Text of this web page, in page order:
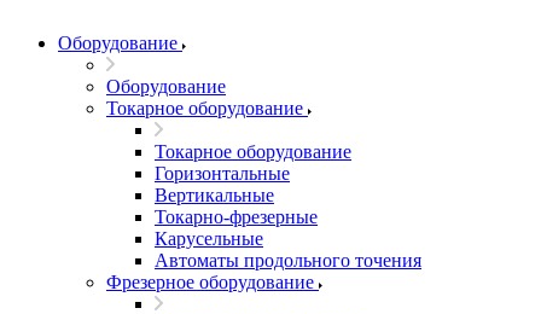
Оборудование
Оборудование
Токарное оборудование
Токарное оборудование
Горизонтальные
Вертикальные
Токарно-фрезерные
Карусельные
Автоматы продольного точения
Фрезерное оборудование